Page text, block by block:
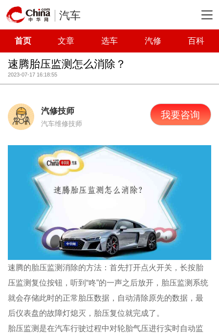
汽车
首页 文章 选车 汽修 百科
速腾胎压监测怎么消除？
2023-07-17 16:18:55
汽修技师
汽车维修技师
我要咨询
速腾的胎压监测消除的方法：首先打开点火开关，长按胎
压监测复位按钮，听到“咚”的一声之后放开，胎压监测系统
就会存储此时的正常胎压数据，自动清除原先的数据，最
后仪表盘的故障灯熄灭，胎压复位就完成了。
胎压监测是在汽车行驶过程中对轮胎气压进行实时自动监